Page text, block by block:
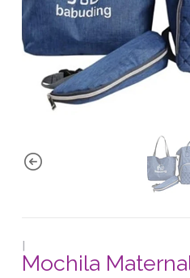
|
Mochila